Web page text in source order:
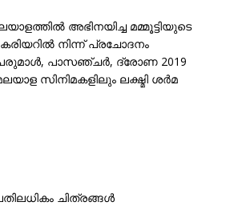
അഭിനയിച്ച മമ്മൂട്ടിയുടെ
കരിയറിൽ നിന്ന് പ്രചോദനം
പാസഞ്ചർ, ദ്രോണ 2019
സിനിമകളിലും ലക്ഷ്മി ശർമ
ചിത്രങ്ങൾ